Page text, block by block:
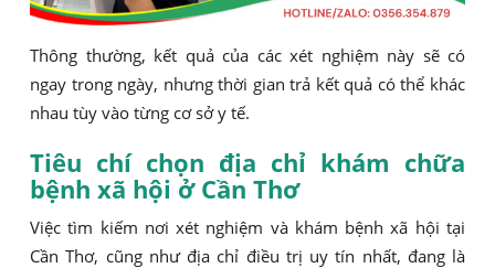
Thông thường, kết quả của các xét nghiệm này sẽ có
ngay trong ngày, nhưng thời gian trả kết quả có thể khác
nhau tùy vào từng cơ sở y tế.
Tiêu chí chọn địa chỉ khám chữa
bệnh xã hội ở Cần Thơ
Việc tìm kiếm nơi xét nghiệm và khám bệnh xã hội tại
Cần Thơ, cũng như địa chỉ điều trị uy tín nhất, đang là